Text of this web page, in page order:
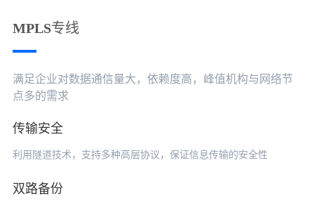
MPLS专线
满足企业对数据通信量大，依赖度高，峰值机构与网络节
点多的需求
传输安全
利用隧道技术，支持多种高层协议，保证信息传输的安全性
双路备份